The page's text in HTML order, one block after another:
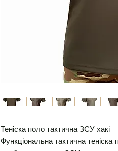
Теніска поло тактична ЗСУ хакі
Функціональна тактична